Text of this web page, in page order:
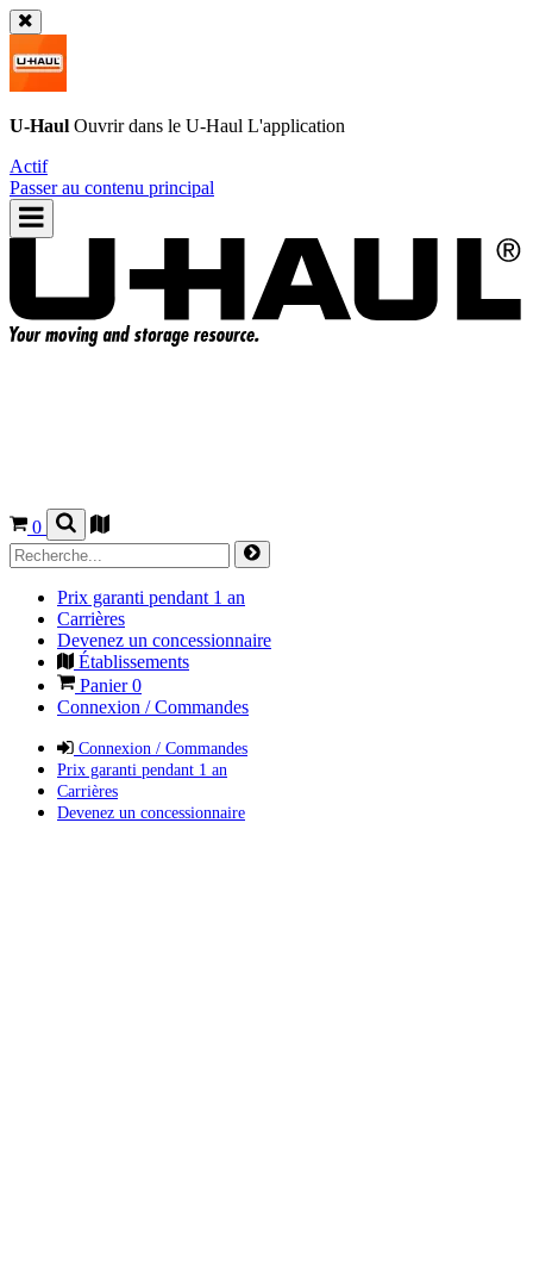
U-Haul Ouvrir dans le U-Haul L'application
Actif
Passer au contenu principal
0
Prix garanti pendant 1 an
Carrières
Devenez un concessionnaire
Établissements
Panier0
Connexion / Commandes
Connexion / Commandes
Prix garanti pendant 1 an
Carrières
Devenez un concessionnaire